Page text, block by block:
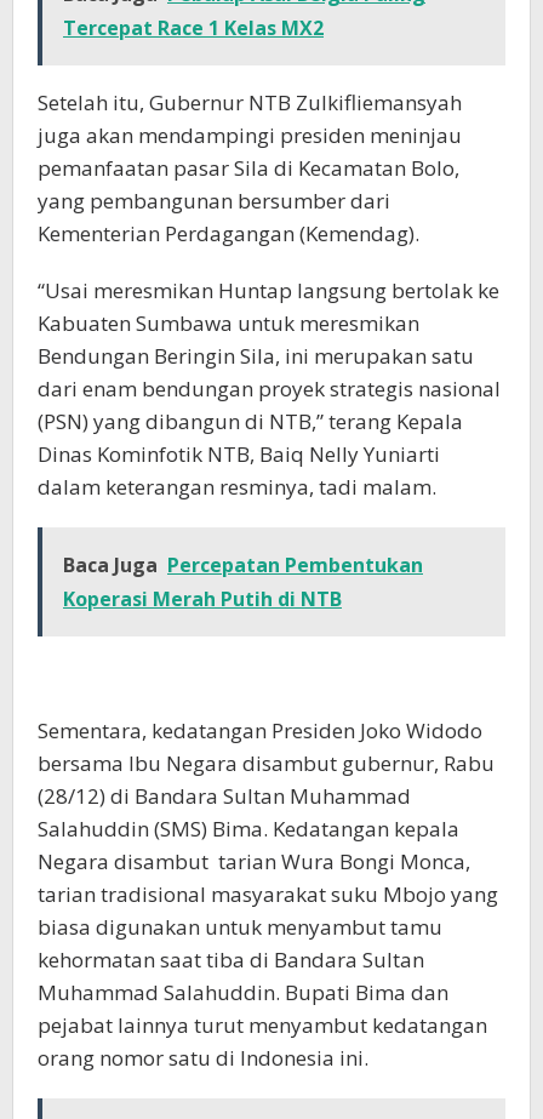
Tercepat Race 1 Kelas MX2
Setelah itu, Gubernur NTB Zulkifliemansyah
juga akan mendampingi presiden meninjau
pemanfaatan pasar Sila di Kecamatan Bolo,
yang pembangunan bersumber dari
Kementerian Perdagangan (Kemendag).
“Usai meresmikan Huntap langsung bertolak ke
Kabuaten Sumbawa untuk meresmikan
Bendungan Beringin Sila, ini merupakan satu
dari enam bendungan proyek strategis nasional
(PSN) yang dibangun di NTB,” terang Kepala
Dinas Kominfotik NTB, Baiq Nelly Yuniarti
dalam keterangan resminya, tadi malam.
Baca Juga Percepatan Pembentukan
Koperasi Merah Putih di NTB
Sementara, kedatangan Presiden Joko Widodo
bersama Ibu Negara disambut gubernur, Rabu
(28/12) di Bandara Sultan Muhammad
Salahuddin (SMS) Bima. Kedatangan kepala
Negara disambut tarian Wura Bongi Monca,
tarian tradisional masyarakat suku Mbojo yang
biasa digunakan untuk menyambut tamu
kehormatan saat tiba di Bandara Sultan
Muhammad Salahuddin. Bupati Bima dan
pejabat lainnya turut menyambut kedatangan
orang nomor satu di Indonesia ini.